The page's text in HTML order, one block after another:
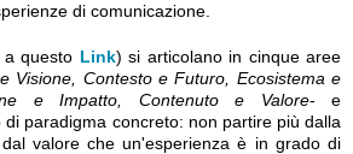
di comunicazione.
a questo Link) si articolano in cinque aree
Visione, Contesto e Futuro, Ecosistema e
e Impatto, Contenuto e Valore- e
paradigma concreto: non partire più dalla
valore che un'esperienza è in grado di